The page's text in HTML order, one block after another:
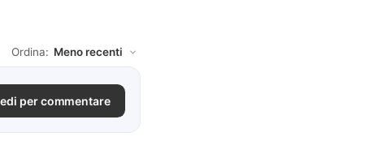
Ordina:
per commentare